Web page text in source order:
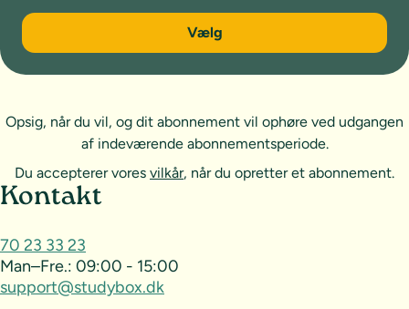
6 måneder
Vælg
Opsig, når du vil, og dit abonnement vil ophøre ved udgangen
af indeværende abonnementsperiode.
Du accepterer vores vilkår, når du opretter et abonnement.
Sideoversigt og kontakt
Kontakt
70 23 33 23
Man–Fre.: 09:00 - 15:00
support@studybox.dk